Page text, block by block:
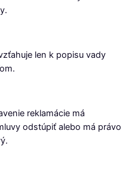
len k popisu vady
reklamácie má
odstúpiť alebo má právo